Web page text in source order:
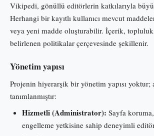
Vikipedi, gönüllü editörlerin katkılarıyla
Herhangi bir kayıtlı kullanıcı mevcut
veya yeni madde oluşturabilir. İçerik, topluluk
belirlenen politikalar çerçevesinde şekillenir.
Yönetim yapısı
Projenin hiyerarşik bir yönetim yapısı
tanımlanmıştır:
Hizmetli (Administrator): Sayfa
engelleme yetkisine sahip deneyimli